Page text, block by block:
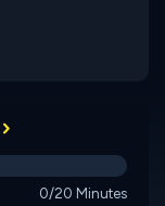
0/20 Minutes